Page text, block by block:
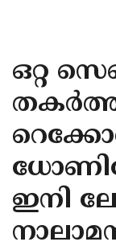
KANNUR
KASARAGOD
ഒറ്റ
ഇനി